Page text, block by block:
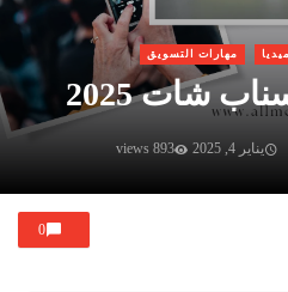
مهارات التسويق
شات 2025
يناير 4, 2025 893 views
0